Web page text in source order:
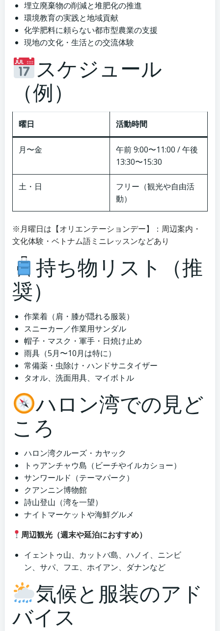
埋立廃棄物の削減と堆肥化の推進
環境教育の実践と地域貢献
化学肥料に頼らない都市型農業の支援
現地の文化・生活との交流体験
スケジュール
（例）
曜日 活動時間
月〜金
午前 9:00〜11:00 / 午後
13:30〜15:30
土・日
フリー（観光や自由活
動）
※月曜日は【オリエンテーションデー】：周辺案内・
文化体験・ベトナム語ミニレッスンなどあり
持ち物リスト（推
奨）
作業着（肩・膝が隠れる服装）
スニーカー／作業用サンダル
帽子・マスク・軍手・日焼け止め
雨具（5月〜10月は特に）
常備薬・虫除け・ハンドサニタイザー
タオル、洗面用具、マイボトル
ハロン湾での見ど
ころ
ハロン湾クルーズ・カヤック
トゥアンチャウ島（ビーチやイルカショー）
サンワールド（テーマパーク）
クアンニン博物館
詩山登山（湾を一望）
ナイトマーケットや海鮮グルメ
周辺観光（週末や延泊におすすめ）
イェントゥ山、カットバ島、ハノイ、ニンビ
ン、サパ、フエ、ホイアン、ダナンなど
気候と服装のアド
バイス